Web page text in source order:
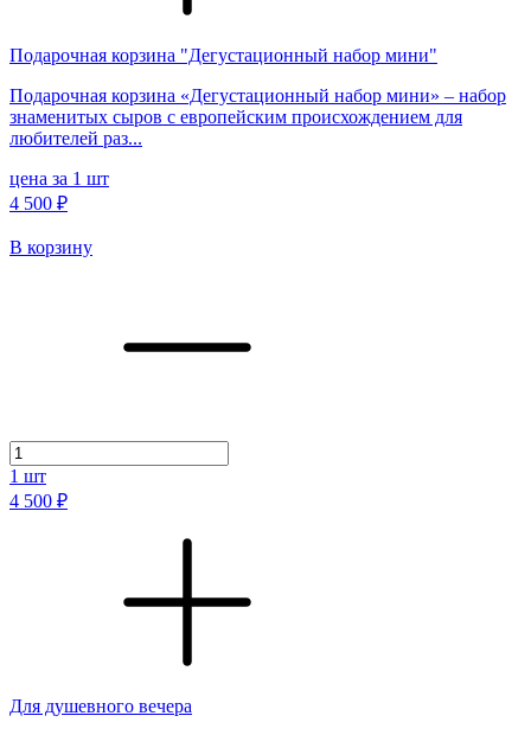
Подарочная корзина "Дегустационный набор мини"
Подарочная корзина «Дегустационный набор мини» – набор
знаменитых сыров с европейским происхождением для
любителей раз...
цена за 1 шт
4 500 ₽
В корзину
1 шт
4 500 ₽
Для душевного вечера